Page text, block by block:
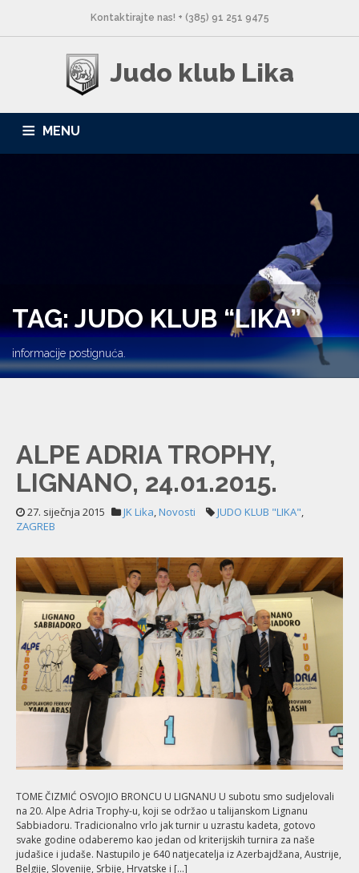
Kontaktirajte nas! + (385) 91 251 9475
Judo klub Lika
MENU
TAG: JUDO KLUB “LIKA”
informacije postignuća.
ALPE ADRIA TROPHY,
LIGNANO, 24.01.2015.
27. siječnja 2015 JK Lika,Novosti JUDO KLUB "LIKA",
ZAGREB
TOME ČIZMIĆ OSVOJIO BRONCU U LIGNANU U subotu smo sudjelovali
na 20. Alpe Adria Trophy-u, koji se održao u talijanskom Lignanu
Sabbiadoru. Tradicionalno vrlo jak turnir u uzrastu kadeta, gotovo
svake godine odaberemo kao jedan od kriterijskih turnira za naše
judašice i judaše. Nastupilo je 640 natjecatelja iz Azerbajdžana, Austrije,
Belgije, Slovenije, Srbije, Hrvatske i […]